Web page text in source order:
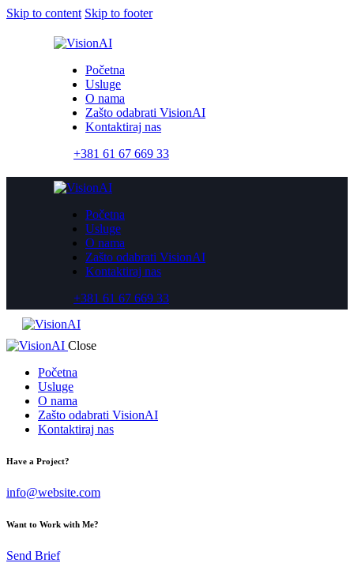
Skip to content Skip to footer
Početna
Usluge
O nama
Zašto odabrati VisionAI
Kontaktiraj nas
+381 61 67 669 33
Početna
Usluge
O nama
Zašto odabrati VisionAI
Kontaktiraj nas
+381 61 67 669 33
Close
Početna
Usluge
O nama
Zašto odabrati VisionAI
Kontaktiraj nas
Have a Project?
info@website.com
Want to Work with Me?
Send Brief